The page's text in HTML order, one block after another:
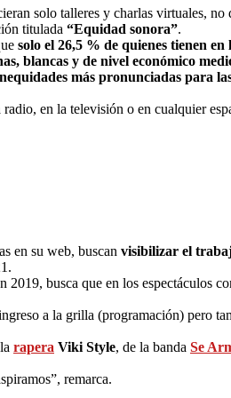
solo talleres y charlas virtuales,
titulada “Equidad sonora”.
solo el 26,5 % de quienes tienen
blancas y de nivel económico
más pronunciadas para
en la televisión o en cualquier
en su web, buscan visibilizar el
busca que en los espectáculos
a la grilla (programación) pero
rapera Viki Style, de la banda Se
remarca.